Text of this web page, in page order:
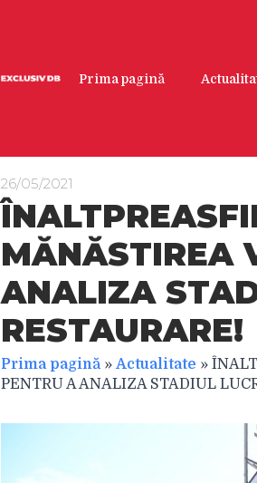
Prima pagină
26/05/2021
MĂNĂSTIREA
ANALIZA
RESTAURARE!
Prima pagină » Actualitate »
PENTRU A ANALIZA STADIUL